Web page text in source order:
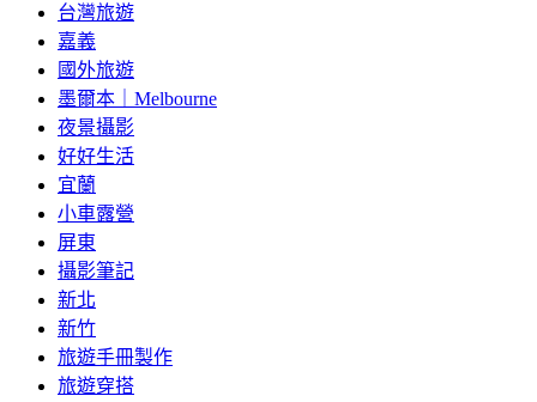
台灣旅遊
嘉義
國外旅遊
墨爾本｜Melbourne
夜景攝影
好好生活
宜蘭
小車露營
屏東
攝影筆記
新北
新竹
旅遊手冊製作
旅遊穿搭